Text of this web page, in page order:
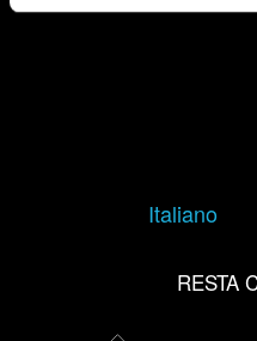
Tutti i dettagli su come
"Impostazioni" qui sotto.
Italiano
RESTA